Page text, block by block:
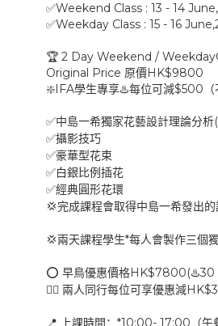
✅Weekend Class : 13 - 14
✅Weekday Class : 15 - 16
🏆 2 Day Weekend /
Original Price 原價 HK$9800
❇️ IFA學生專享♨️每位可減$500
✅中島一希獨家花藝設計理論分析(
✅攝影技巧
✅豪華型花束
✅白銀比例插花
✅經典圓形花環
💢完成課程會取得中島一希發出的
💢兩天課程學生*每人會製作三個
⭕️ 早鳥優惠價格 HK$7800(♨️30
👯‍♀️ 兩人同行每位可享優惠減
📍 上課時間： *10:00- 17:00 （午